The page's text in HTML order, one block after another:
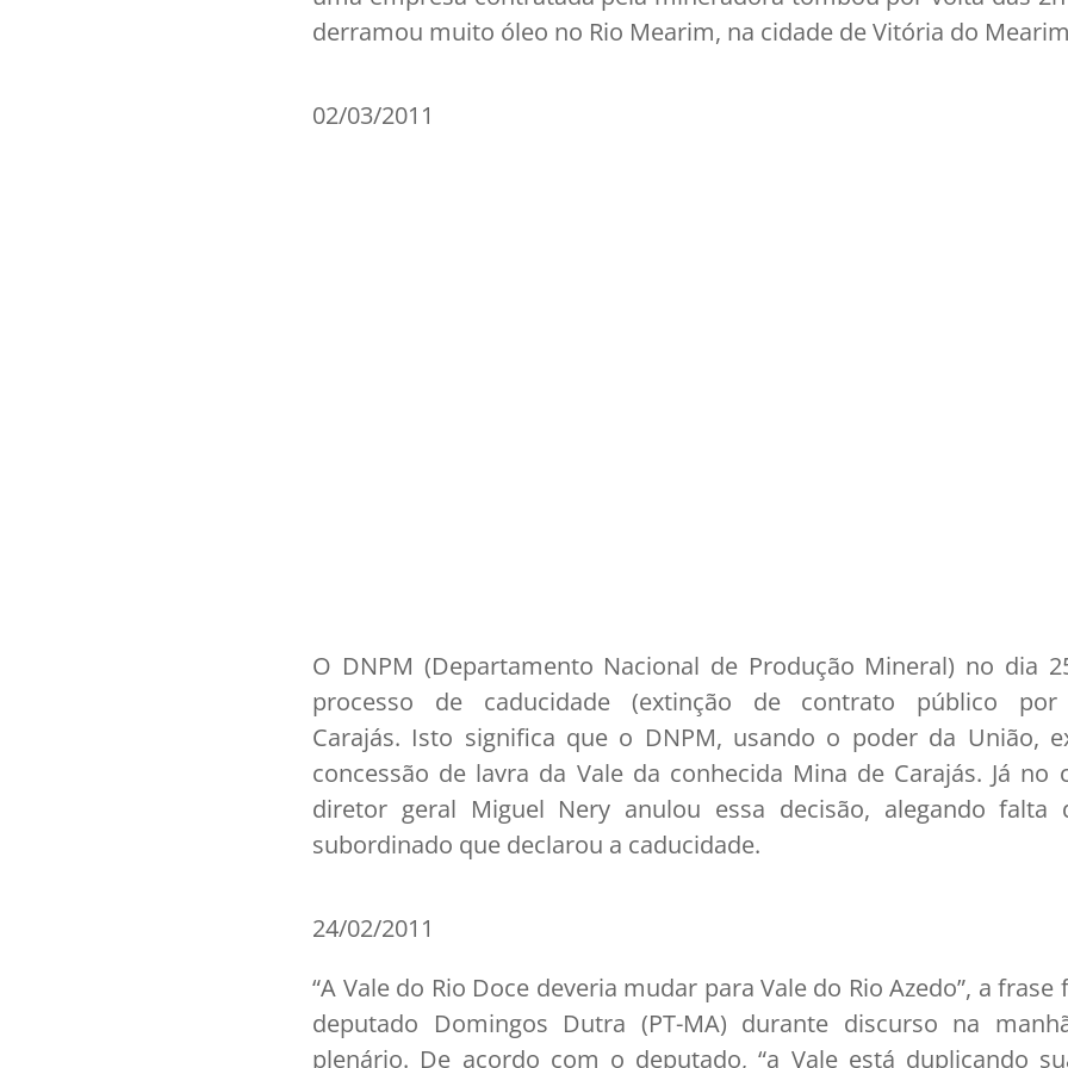
derramou muito óleo no Rio Mearim, na cidade de Vitória do
02/03/2011
O DNPM (Departamento Nacional de Produção Mineral) no dia
processo de caducidade (extinção de contrato público por
Carajás. Isto significa que o DNPM, usando o poder da União,
concessão de lavra da Vale da conhecida Mina de Carajás. Já
diretor geral Miguel Nery anulou essa decisão, alegando falta
subordinado que declarou a caducidade.
24/02/2011
“A Vale do Rio Doce deveria mudar para Vale do Rio Azedo”, a
deputado Domingos Dutra (PT-MA) durante discurso na
plenário. De acordo com o deputado, “a Vale está duplicando